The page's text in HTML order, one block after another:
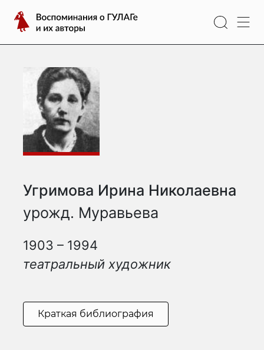
содержимому
Воспоминания
о
ГУЛАГе
авторы
Угримова Ирина Николаевна
урожд. Муравьева
1903 – 1994
театральный художник
Краткая библиография